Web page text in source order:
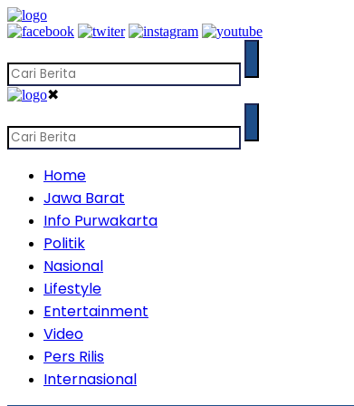
✖
Home
Jawa Barat
Info Purwakarta
Politik
Nasional
Lifestyle
Entertainment
Video
Pers Rilis
Internasional